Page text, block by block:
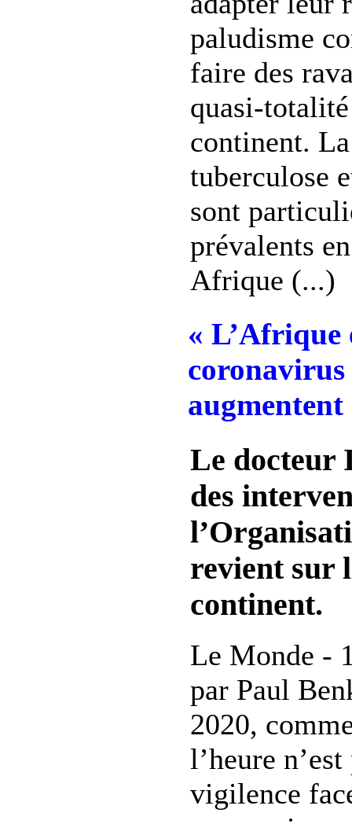
paludisme
faire des
quasi-
continent. La
tuberculose
sont
prévalents en
Afrique (...)
« L’Afrique
coronavirus
Le docteur
des
revient sur
continent.
Le Monde -
par Paul
2020,
l’heure
vigilence